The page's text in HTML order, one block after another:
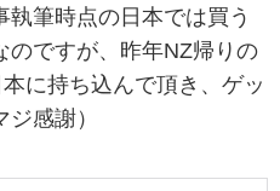
執筆時点の日本では買う
のですが、昨年NZ帰りの
本に持ち込んで頂き、ゲッ
感謝）